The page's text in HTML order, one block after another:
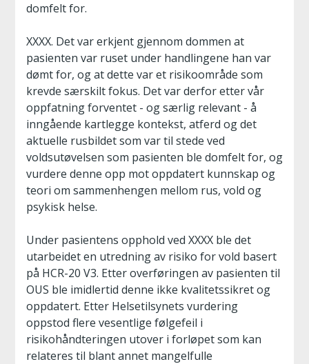
domfelt for.
XXXX. Det var erkjent gjennom dommen at
pasienten var ruset under handlingene han var
dømt for, og at dette var et risikoområde som
krevde særskilt fokus. Det var derfor etter vår
oppfatning forventet - og særlig relevant - å
inngående kartlegge kontekst, atferd og det
aktuelle rusbildet som var til stede ved
voldsutøvelsen som pasienten ble domfelt for, og
vurdere denne opp mot oppdatert kunnskap og
teori om sammenhengen mellom rus, vold og
psykisk helse.
Under pasientens opphold ved XXXX ble det
utarbeidet en utredning av risiko for vold basert
på HCR-20 V3. Etter overføringen av pasienten til
OUS ble imidlertid denne ikke kvalitetssikret og
oppdatert. Etter Helsetilsynets vurdering
oppstod flere vesentlige følgefeil i
risikohåndteringen utover i forløpet som kan
relateres til blant annet mangelfulle